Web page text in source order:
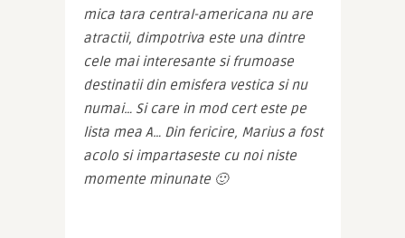
mica tara central-americana nu are
atractii, dimpotriva este una dintre
cele mai interesante si frumoase
destinatii din emisfera vestica si nu
numai… Si care in mod cert este pe
lista mea A… Din fericire, Marius a fost
acolo si impartaseste cu noi niste
momente minunate 🙂